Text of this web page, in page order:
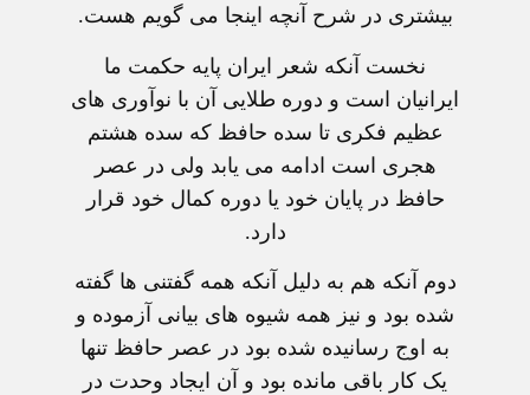
بيشتری در شرح آنچه اينجا می گويم هست.
نخست آنکه شعر ايران پايه حکمت ما
ايرانيان است و دوره طلايی آن با نوآوری های
عظيم فکری تا سده حافظ که سده هشتم
هجری است ادامه می يابد ولی در عصر
حافظ در پايان خود يا دوره کمال خود قرار
دارد.
دوم آنکه هم به دليل آنکه همه گفتنی ها گفته
شده بود و نيز همه شيوه های بيانی آزموده و
به اوج رسانيده شده بود در عصر حافظ تنها
يک کار باقی مانده بود و آن ايجاد وحدت در